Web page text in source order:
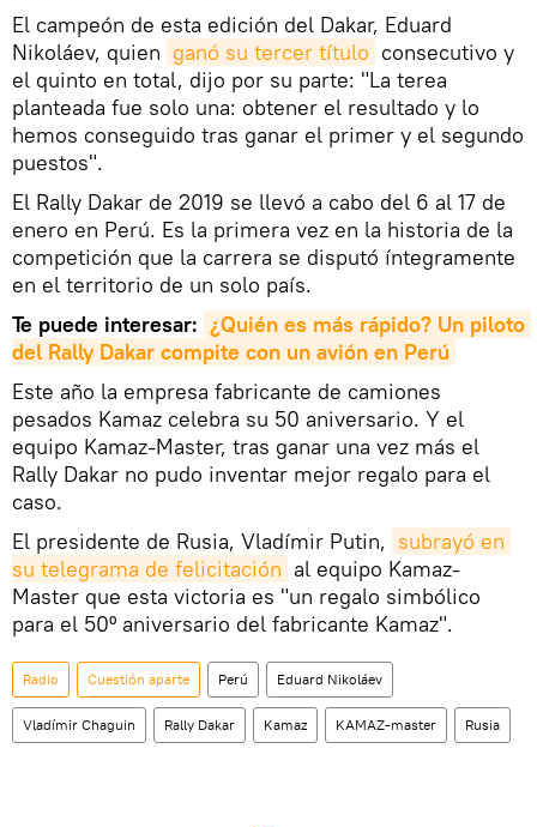
El campeón de esta edición del Dakar, Eduard
Nikoláev, quien ganó su tercer título consecutivo y
el quinto en total, dijo por su parte: "La terea
planteada fue solo una: obtener el resultado y lo
hemos conseguido tras ganar el primer y el segundo
puestos".
El Rally Dakar de 2019 se llevó a cabo del 6 al 17 de
enero en Perú. Es la primera vez en la historia de la
competición que la carrera se disputó íntegramente
en el territorio de un solo país.
Te puede interesar: ¿Quién es más rápido? Un piloto
del Rally Dakar compite con un avión en Perú
Este año la empresa fabricante de camiones
pesados Kamaz celebra su 50 aniversario. Y el
equipo Kamaz-Master, tras ganar una vez más el
Rally Dakar no pudo inventar mejor regalo para el
caso.
El presidente de Rusia, Vladímir Putin, subrayó en
su telegrama de felicitación al equipo Kamaz-
Master que esta victoria es "un regalo simbólico
para el 50º aniversario del fabricante Kamaz".
Radio Cuestión aparte Perú Eduard Nikoláev
Vladímir Chaguin Rally Dakar Kamaz KAMAZ-master Rusia